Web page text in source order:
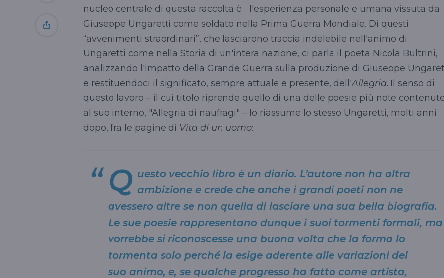
nucleo centrale di questa raccolta è l'esperienza personale e umana vissuta da
Giuseppe Ungaretti come soldato nella Prima Guerra Mondiale. Di questi
“avvenimenti straordinari”, che lasciarono traccia indelebile nell'animo di
Ungaretti come nella Storia di un'intera nazione, ci parla il poeta Nicola Bultrini,
analizzando l'impatto della Grande Guerra sulla produzione di Giuseppe
e restituendoci il significato, sempre attuale e presente, dell'Allegria. Il senso di
questo lavoro – il cui titolo riprende quello di una delle poesie più note
al suo interno, "Allegria di naufragi" – lo riassume lo stesso Ungaretti, molti anni
dopo, fra le pagine di Vita di un uomo:
Q uesto vecchio libro è un diario. L’autore non ha altra
ambizione e crede che anche i grandi poeti non ne
avessero altre se non quella di lasciare una sua bella biografia.
Le sue poesie rappresentano dunque i suoi tormenti formali, ma
vorrebbe si riconoscesse una buona volta che la forma lo
tormenta solo perché la esige aderente alle variazioni del
suo animo, e, se qualche progresso ha fatto come artista,